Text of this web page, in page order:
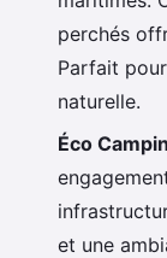
perchés
Parfait
naturelle.
Éco
et une